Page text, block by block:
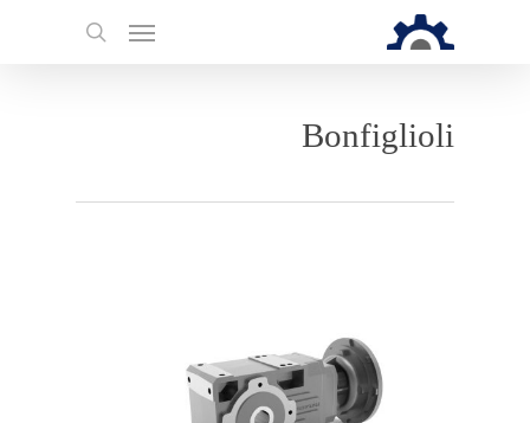
Bonfiglioli